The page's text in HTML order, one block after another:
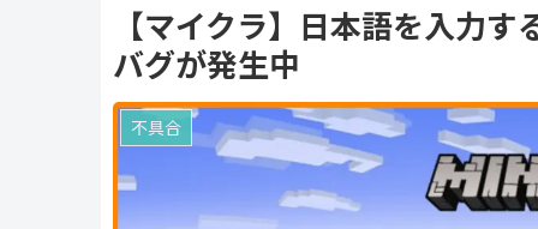
【マイクラ】日本語を入力
バグが発生中
不具合